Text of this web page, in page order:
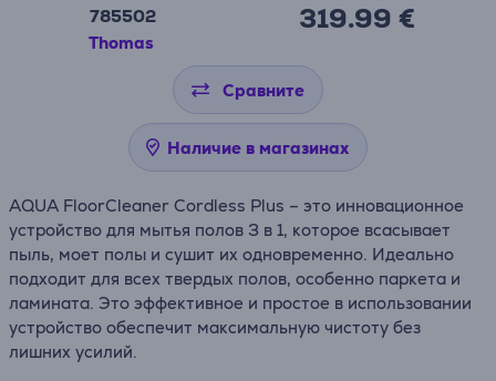
785502
Thomas
319.99 €
Сравните
Наличие в магазинах
AQUA FloorCleaner Cordless Plus – это инновационное
устройство для мытья полов 3 в 1, которое всасывает
пыль, моет полы и сушит их одновременно. Идеально
подходит для всех твердых полов, особенно паркета и
ламината. Это эффективное и простое в использовании
устройство обеспечит максимальную чистоту без
лишних усилий.